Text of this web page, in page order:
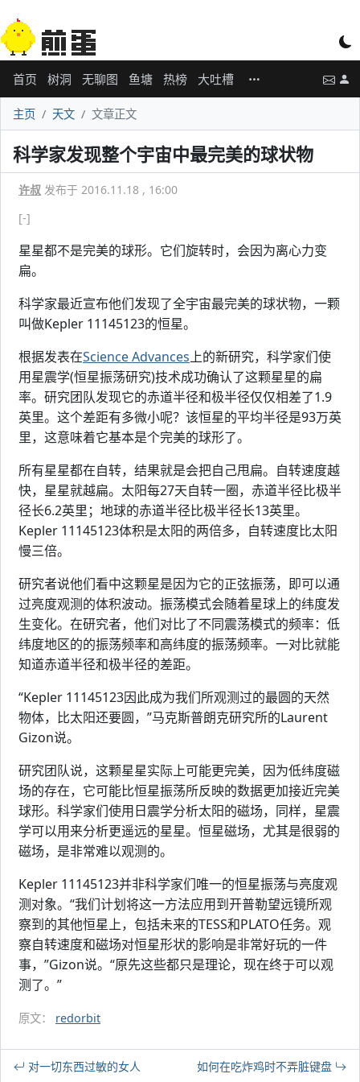
首页 树洞 无聊图 鱼塘 热榜 大吐槽
主页 天文 文章正文
科学家发现整个宇宙中最完美的球状物
许叔 发布于 2016.11.18 , 16:00
[-]
星星都不是完美的球形。它们旋转时，会因为离心力变
扁。
科学家最近宣布他们发现了全宇宙最完美的球状物，一颗
叫做Kepler 11145123的恒星。
根据发表在Science Advances上的新研究，科学家们使
用星震学(恒星振荡研究)技术成功确认了这颗星星的扁
率。研究团队发现它的赤道半径和极半径仅仅相差了1.9
英里。这个差距有多微小呢？该恒星的平均半径是93万英
里，这意味着它基本是个完美的球形了。
所有星星都在自转，结果就是会把自己甩扁。自转速度越
快，星星就越扁。太阳每27天自转一圈，赤道半径比极半
径长6.2英里；地球的赤道半径比极半径长13英里。
Kepler 11145123体积是太阳的两倍多，自转速度比太阳
慢三倍。
研究者说他们看中这颗星是因为它的正弦振荡，即可以通
过亮度观测的体积波动。振荡模式会随着星球上的纬度发
生变化。在研究者，他们对比了不同震荡模式的频率：低
纬度地区的的振荡频率和高纬度的振荡频率。一对比就能
知道赤道半径和极半径的差距。
“Kepler 11145123因此成为我们所观测过的最圆的天然
物体，比太阳还要圆，”马克斯普朗克研究所的Laurent
Gizon说。
研究团队说，这颗星星实际上可能更完美，因为低纬度磁
场的存在，它可能比恒星振荡所反映的数据更加接近完美
球形。科学家们使用日震学分析太阳的磁场，同样，星震
学可以用来分析更遥远的星星。恒星磁场，尤其是很弱的
磁场，是非常难以观测的。
Kepler 11145123并非科学家们唯一的恒星振荡与亮度观
测对象。“我们计划将这一方法应用到开普勒望远镜所观
察到的其他恒星上，包括未来的TESS和PLATO任务。观
察自转速度和磁场对恒星形状的影响是非常好玩的一件
事，”Gizon说。“原先这些都只是理论，现在终于可以观
测了。”
原文： redorbit
对一切东西过敏的女人 如何在吃炸鸡时不弄脏键盘